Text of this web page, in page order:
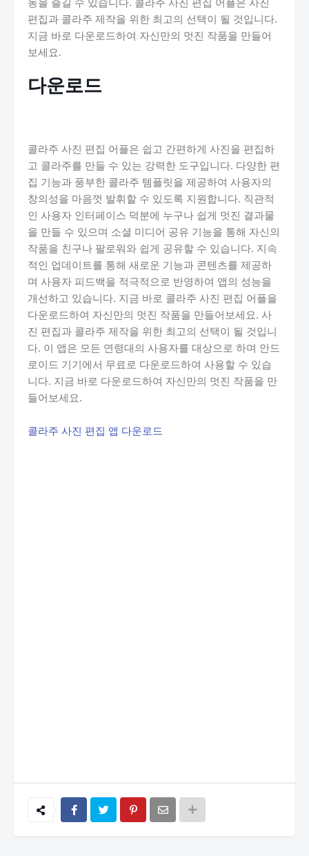
편집과 콜라주 제작을 위한 최고의 선택이 될 것입니다.
지금 바로 다운로드하여 자신만의 멋진 작품을 만들어
보세요.
다운로드
콜라주 사진 편집 어플은 쉽고 간편하게 사진을 편집하
고 콜라주를 만들 수 있는 강력한 도구입니다. 다양한 편
집 기능과 풍부한 콜라주 템플릿을 제공하여 사용자의
창의성을 마음껏 발휘할 수 있도록 지원합니다. 직관적
인 사용자 인터페이스 덕분에 누구나 쉽게 멋진 결과물
을 만들 수 있으며 소셜 미디어 공유 기능을 통해 자신의
작품을 친구나 팔로워와 쉽게 공유할 수 있습니다. 지속
적인 업데이트를 통해 새로운 기능과 콘텐츠를 제공하
며 사용자 피드백을 적극적으로 반영하여 앱의 성능을
개선하고 있습니다. 지금 바로 콜라주 사진 편집 어플을
다운로드하여 자신만의 멋진 작품을 만들어보세요. 사
진 편집과 콜라주 제작을 위한 최고의 선택이 될 것입니
다. 이 앱은 모든 연령대의 사용자를 대상으로 하며 안드
로이드 기기에서 무료로 다운로드하여 사용할 수 있습
니다. 지금 바로 다운로드하여 자신만의 멋진 작품을 만
들어보세요.
콜라주 사진 편집 앱 다운로드